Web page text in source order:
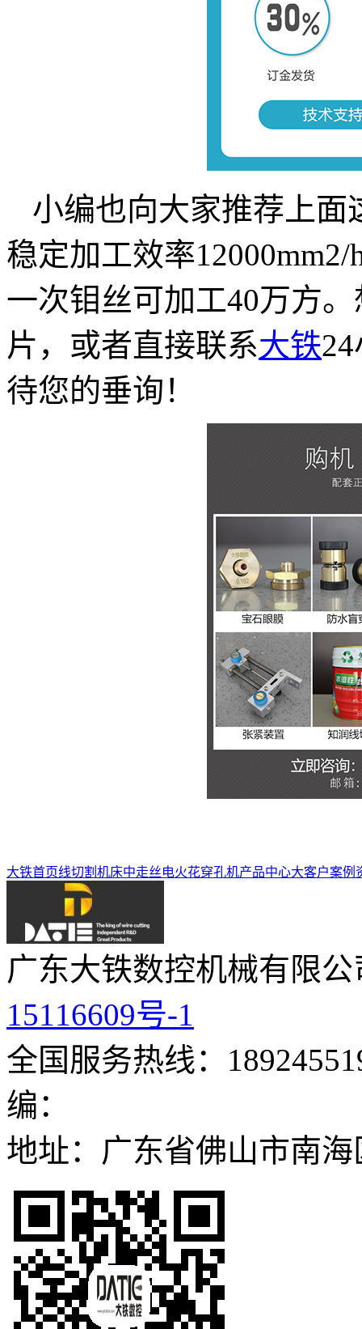
小编也向大家推荐上
稳定加工效率
一次钼丝可加工40万方
片，或者直接联系大铁
待您的垂询！
大铁首页线切割机床中走丝电火花穿孔机产品中心大客户案例
广东大铁数控机械有限公
15116609号-1
全国服务热线：
编：
地址：广东省佛山市南